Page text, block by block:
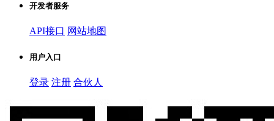
开发者服务
API接口 网站地图
用户入口
登录 注册 合伙人